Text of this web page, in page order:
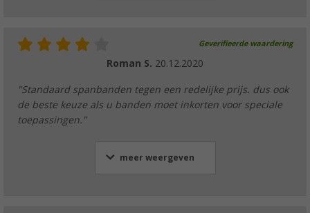
Geverifieerde waardering
Roman S. 20.12.2020
"Standaard spanbanden tegen een redelijke prijs. dus ook
de beste keuze als u banden moet inkorten voor speciale
toepassingen."
meer weergeven